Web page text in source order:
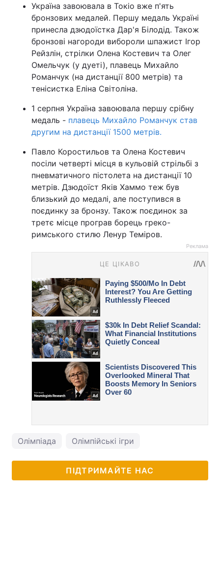
Україна завоювала в Токіо вже п'ять
бронзових медалей. Першу медаль Україні
принесла дзюдоїстка Дар'я Білодід. Також
бронзові нагороди вибороли шпажист Ігор
Рейзлін, стрілки Олена Костевич та Олег
Омельчук (у дуеті), плавець Михайло
Романчук (на дистанції 800 метрів) та
тенісистка Еліна Світоліна.
1 серпня Україна завоювала першу срібну
медаль - плавець Михайло Романчук став
другим на дистанції 1500 метрів.
Павло Коростильов та Олена Костевич
посіли четверті місця в кульовій стрільбі з
пневматичного пістолета на дистанції 10
метрів. Дзюдоїст Яків Хаммо теж був
близький до медалі, але поступився в
поєдинку за бронзу. Також поєдинок за
третє місце програв борець греко-
римського стилю Ленур Теміров.
Реклама
Олімпіада Олімпійські ігри
ПІДТРИМАЙТЕ НАС